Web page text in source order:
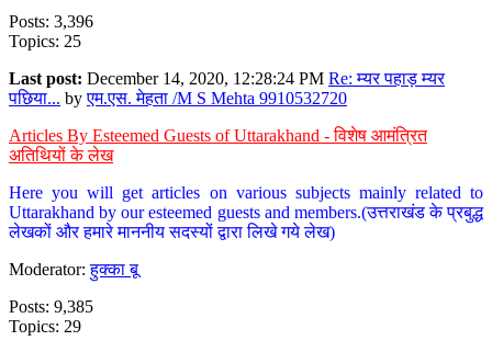
Posts: 3,396
Topics: 25
Last post: December 14, 2020, 12:28:24 PM Re: म्यर पहाड़ म्यर
पछिया... byएम.एस. मेहता /M S Mehta 9910532720
Articles By Esteemed Guests of Uttarakhand - विशेष आमंत्रित
अतिथियों के लेख
Here you will get articles on various subjects mainly related to
Uttarakhand by our esteemed guests and members.(उत्तराखंड के प्रबुद्ध
लेखकों और हमारे माननीय सदस्यों द्वारा लिखे गये लेख)
Moderator:हुक्का बू
Posts: 9,385
Topics: 29